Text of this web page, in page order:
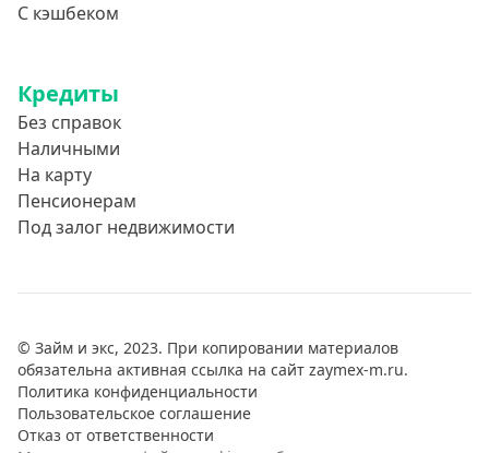
С кэшбеком
Кредиты
Без справок
Наличными
На карту
Пенсионерам
Под залог недвижимости
© Займ и экс, 2023. При копировании материалов
обязательна активная ссылка на сайт zaymex-m.ru.
Политика конфиденциальности
Пользовательское соглашение
Отказ от ответственности